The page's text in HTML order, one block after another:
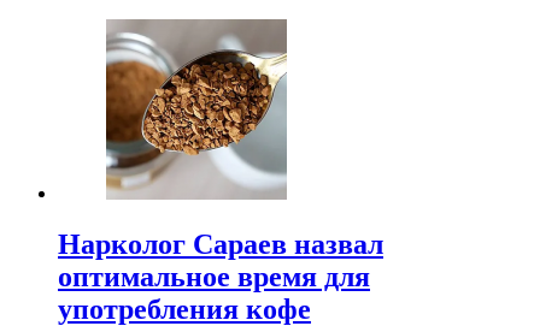
Нарколог Сараев назвал
оптимальное время для
употребления кофе